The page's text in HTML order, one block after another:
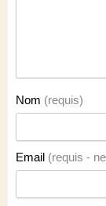
Nom (requis)
Email (requis -